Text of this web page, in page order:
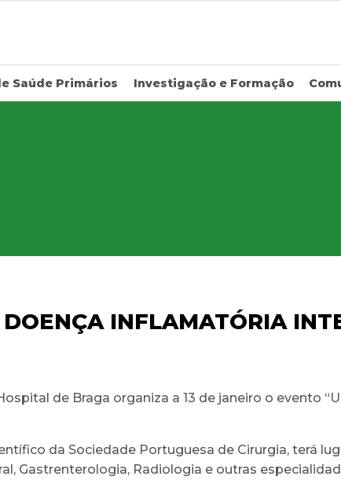
Saúde Primários Investigação e Formação
INFLAMATÓRIA
de Braga organiza a 13 de janeiro o evento
da Sociedade Portuguesa de Cirurgia, terá
Gastrenterologia, Radiologia e outras